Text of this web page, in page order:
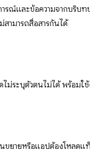
รณ์และข้อความจากบริบ
สามารถสื่อสารกันได้
ไม่ระบุตัวตนไม่ได้ พร้อมใ
ขยายหรือแอปต้องโหลด